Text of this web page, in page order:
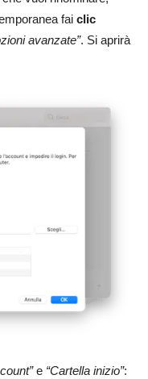
fai clic
avanzate”. Si aprirà
e “Cartella inizio”: